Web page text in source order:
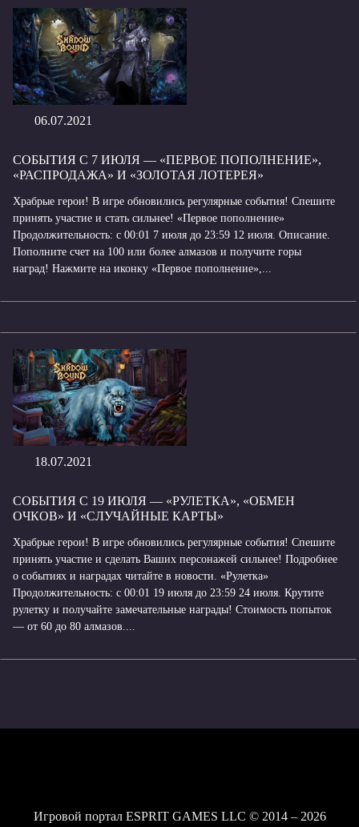
06.07.2021
СОБЫТИЯ С 7 ИЮЛЯ — «ПЕРВОЕ ПОПОЛНЕНИЕ»,
«РАСПРОДАЖА» И «ЗОЛОТАЯ ЛОТЕРЕЯ»
Храбрые герои! В игре обновились регулярные события! Спешите
принять участие и стать сильнее! «Первое пополнение»
Продолжительность: с 00:01 7 июля до 23:59 12 июля. Описание.
Пополните счет на 100 или более алмазов и получите горы
наград! Нажмите на иконку «Первое пополнение»,...
18.07.2021
СОБЫТИЯ С 19 ИЮЛЯ — «РУЛЕТКА», «ОБМЕН
ОЧКОВ» И «СЛУЧАЙНЫЕ КАРТЫ»
Храбрые герои! В игре обновились регулярные события! Спешите
принять участие и сделать Ваших персонажей сильнее! Подробнее
о событиях и наградах читайте в новости. «Рулетка»
Продолжительность: с 00:01 19 июля до 23:59 24 июля. Крутите
рулетку и получайте замечательные награды! Стоимость попыток
— от 60 до 80 алмазов....
Игровой портал ESPRIT GAMES LLC © 2014 – 2026